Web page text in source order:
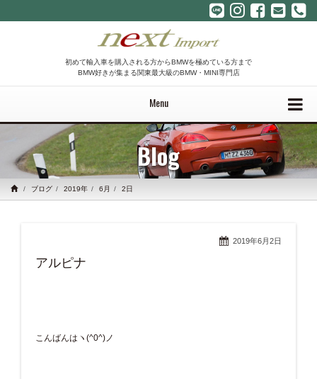
初めて輸入車を購入される方からBMWを極めている方まで
BMW好きが集まる関東最大級のBMW・MINI専門店
Menu
Blog
ブログ 2019年 6月 2日
2019年6月2日
アルピナ
こんばんはヽ(^0^)ノ